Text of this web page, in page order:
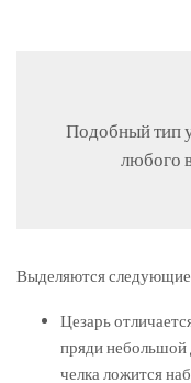
Подобный тип
любого
Выделяются
Цезарь
пряди небольшой
челка ложится